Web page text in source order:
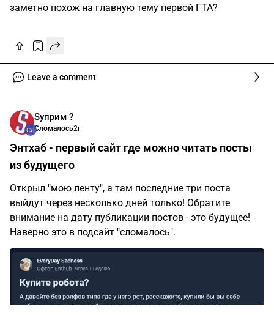
заметно похож на главную тему первой ГТА?
Leave a comment
Sуприм ?
Сломалось2г
Энтхаб - первый сайт где можно читать посты
из будущего
Открыл "мою ленту", а там последние три поста
выйдут через несколько дней только! Обратите
внимание на дату публикации постов - это будущее!
Наверно это в подсайт "сломалось".